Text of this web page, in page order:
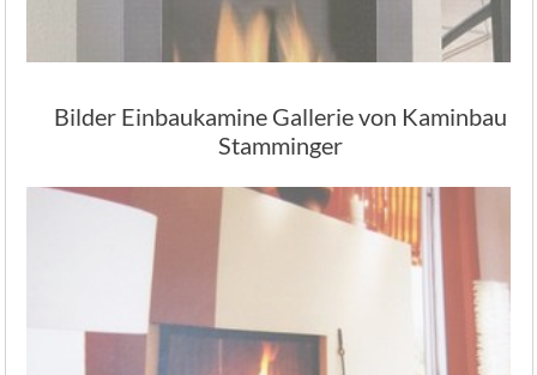
Bilder Einbaukamine Gallerie von Kaminbau
Stamminger